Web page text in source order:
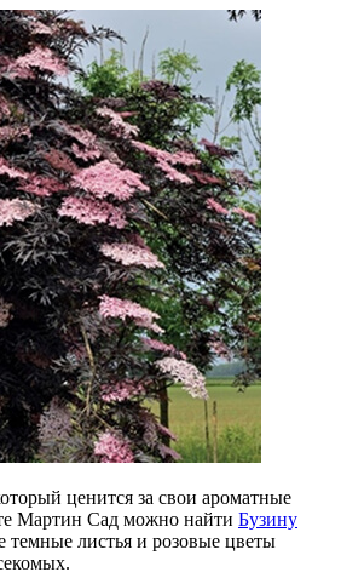
ценится за свои ароматные
Мартин Сад можно найти Бузину
темные листья и розовые цветы